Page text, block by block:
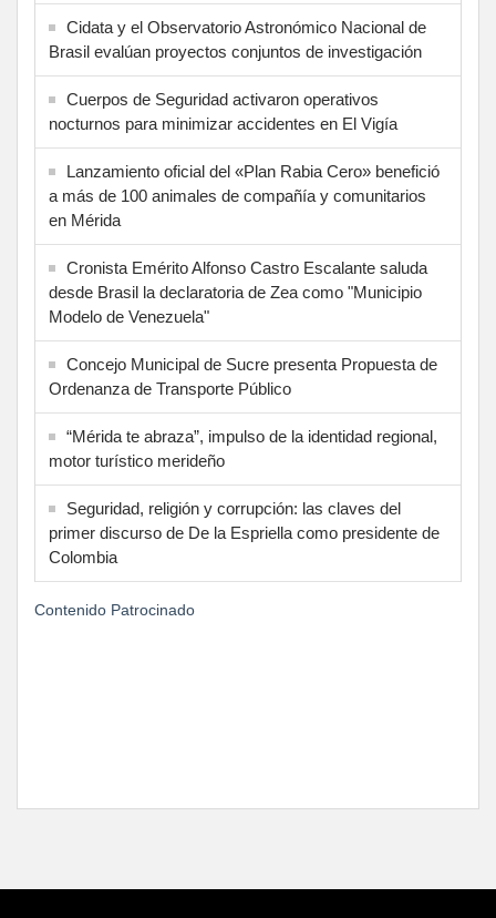
Cidata y el Observatorio Astronómico Nacional de
Brasil evalúan proyectos conjuntos de investigación
Cuerpos de Seguridad activaron operativos
nocturnos para minimizar accidentes en El Vigía
Lanzamiento oficial del «Plan Rabia Cero» benefició
a más de 100 animales de compañía y comunitarios
en Mérida
Cronista Emérito Alfonso Castro Escalante saluda
desde Brasil la declaratoria de Zea como "Municipio
Modelo de Venezuela"
Concejo Municipal de Sucre presenta Propuesta de
Ordenanza de Transporte Público
“Mérida te abraza”, impulso de la identidad regional,
motor turístico merideño
Seguridad, religión y corrupción: las claves del
primer discurso de De la Espriella como presidente de
Colombia
Contenido Patrocinado